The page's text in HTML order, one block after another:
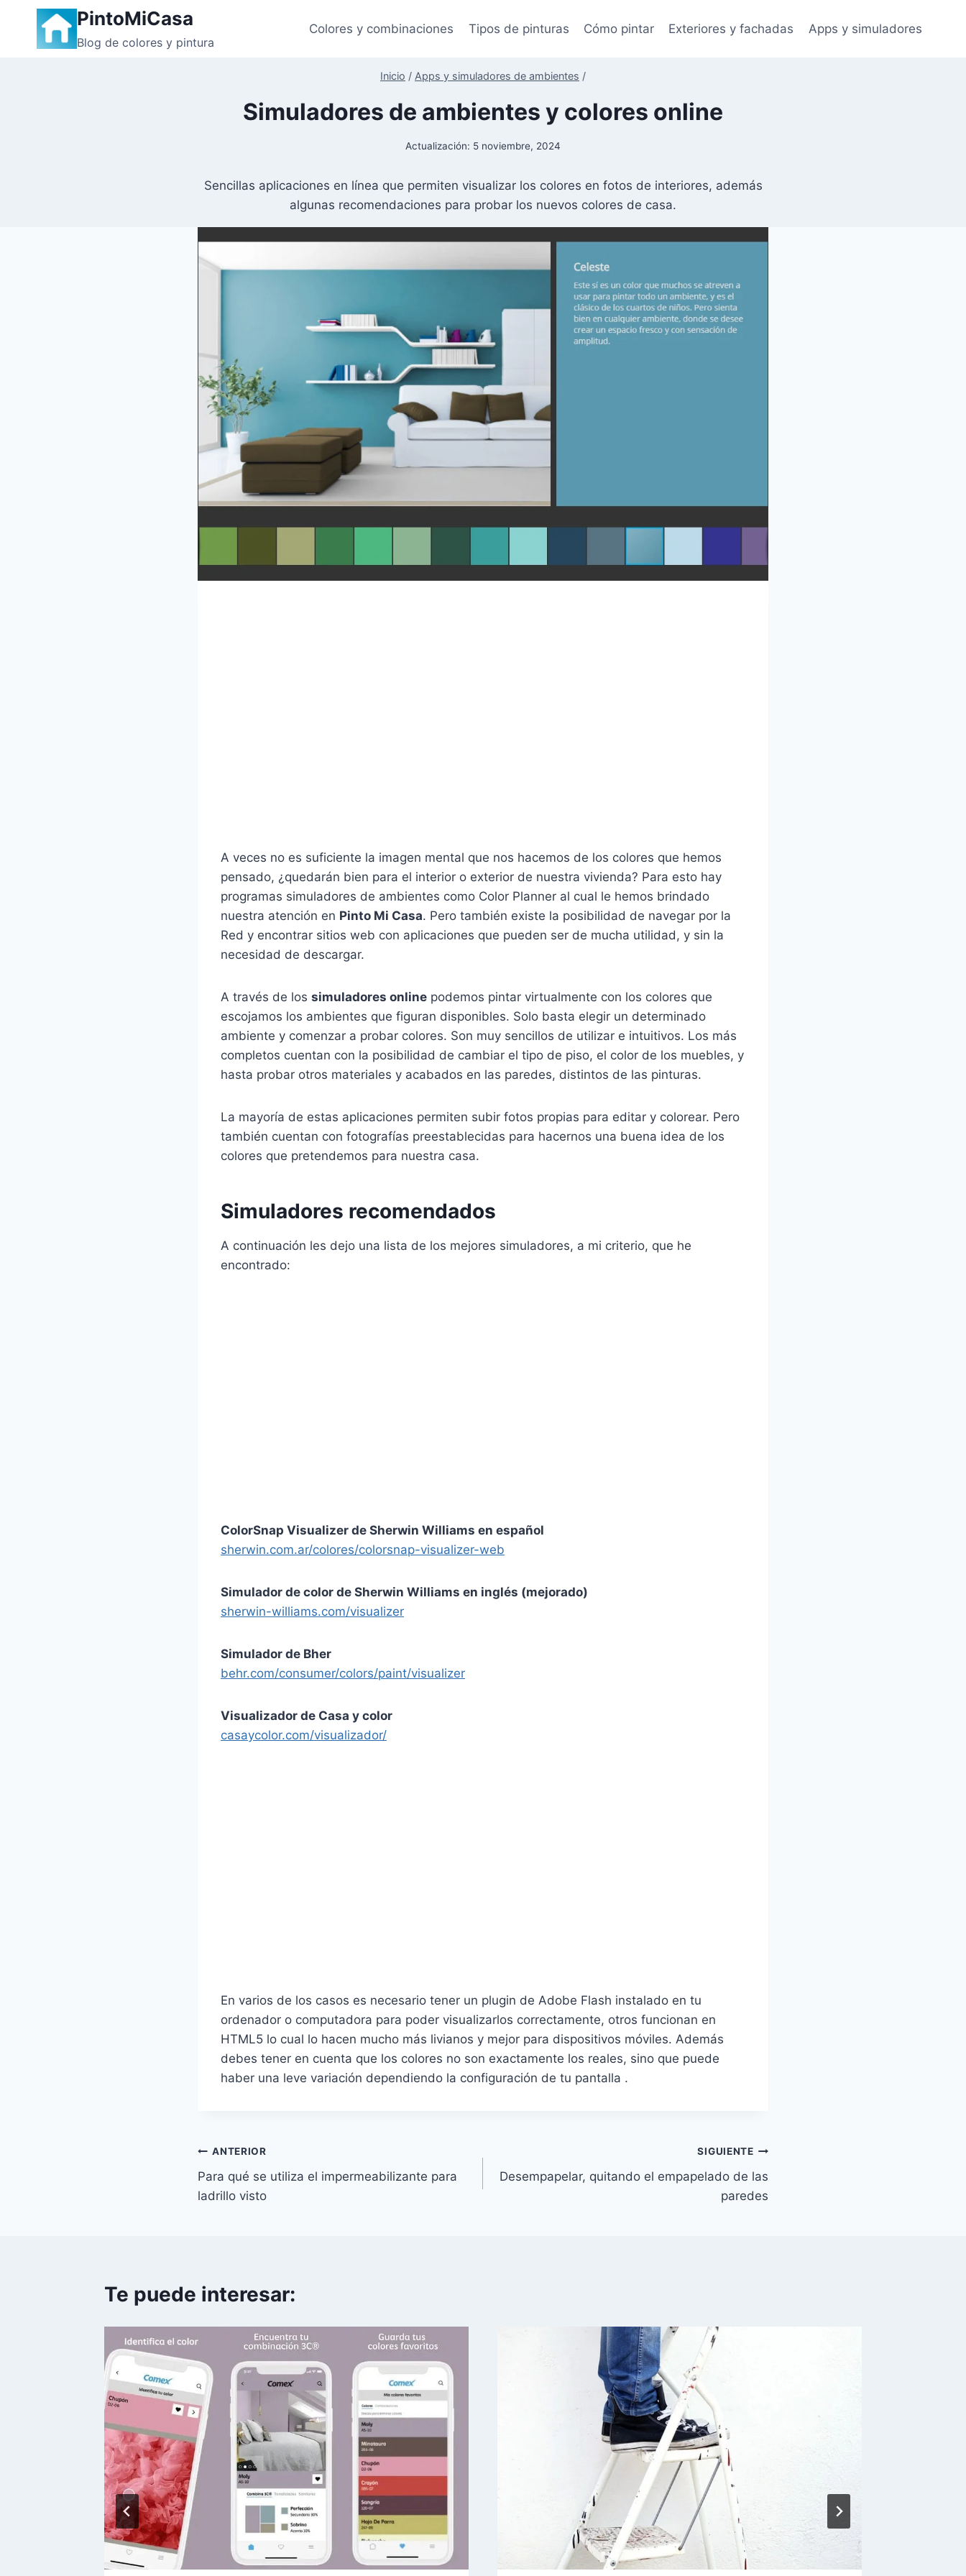
contenido
PintoMiCasa
Blog de colores y pintura
Colores y combinaciones Tipos de pinturas Cómo pintar Exteriores y fachadas Apps y simuladores
Inicio / Apps y simuladores de ambientes /
Simuladores de ambientes y colores online
Actualización: 5 noviembre, 2024
Sencillas aplicaciones en línea que permiten visualizar los colores en fotos de interiores, además
algunas recomendaciones para probar los nuevos colores de casa.
A veces no es suficiente la imagen mental que nos hacemos de los colores que hemos
pensado, ¿quedarán bien para el interior o exterior de nuestra vivienda? Para esto hay
programas simuladores de ambientes como Color Planner al cual le hemos brindado
nuestra atención en Pinto Mi Casa. Pero también existe la posibilidad de navegar por la
Red y encontrar sitios web con aplicaciones que pueden ser de mucha utilidad, y sin la
necesidad de descargar.
A través de los simuladores online podemos pintar virtualmente con los colores que
escojamos los ambientes que figuran disponibles. Solo basta elegir un determinado
ambiente y comenzar a probar colores. Son muy sencillos de utilizar e intuitivos. Los más
completos cuentan con la posibilidad de cambiar el tipo de piso, el color de los muebles, y
hasta probar otros materiales y acabados en las paredes, distintos de las pinturas.
La mayoría de estas aplicaciones permiten subir fotos propias para editar y colorear. Pero
también cuentan con fotografías preestablecidas para hacernos una buena idea de los
colores que pretendemos para nuestra casa.
Simuladores recomendados
A continuación les dejo una lista de los mejores simuladores, a mi criterio, que he
encontrado:
ColorSnap Visualizer de Sherwin Williams en español
sherwin.com.ar/colores/colorsnap-visualizer-web
Simulador de color de Sherwin Williams en inglés (mejorado)
sherwin-williams.com/visualizer
Simulador de Bher
behr.com/consumer/colors/paint/visualizer
Visualizador de Casa y color
casaycolor.com/visualizador/
En varios de los casos es necesario tener un plugin de Adobe Flash instalado en tu
ordenador o computadora para poder visualizarlos correctamente, otros funcionan en
HTML5 lo cual lo hacen mucho más livianos y mejor para dispositivos móviles. Además
debes tener en cuenta que los colores no son exactamente los reales, sino que puede
haber una leve variación dependiendo la configuración de tu pantalla .
Navegación
de
ANTERIOR
Para qué se utiliza el impermeabilizante para
ladrillo visto
SIGUIENTE
Desempapelar, quitando el empapelado de las
paredes
Te puede interesar: